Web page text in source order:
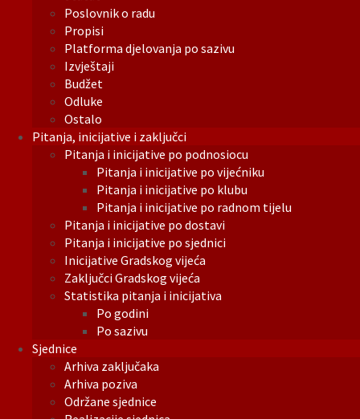
Poslovnik o radu
Propisi
Platforma djelovanja po sazivu
Izvještaji
Budžet
Odluke
Ostalo
Pitanja, inicijative i zaključci
Pitanja i inicijative po podnosiocu
Pitanja i inicijative po vijećniku
Pitanja i inicijative po klubu
Pitanja i inicijative po radnom tijelu
Pitanja i inicijative po dostavi
Pitanja i inicijative po sjednici
Inicijative Gradskog vijeća
Zaključci Gradskog vijeća
Statistika pitanja i inicijativa
Po godini
Po sazivu
Sjednice
Arhiva zaključaka
Arhiva poziva
Održane sjednice